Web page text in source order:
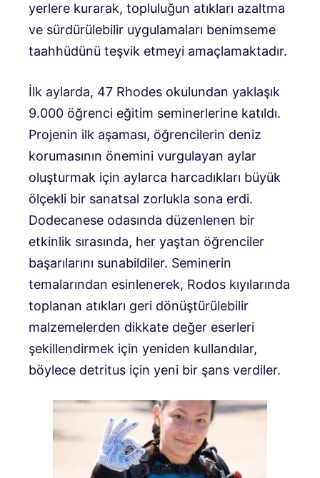
yerlere kurarak, topluluğun atıkları azaltma
ve sürdürülebilir uygulamaları benimseme
taahhüdünü teşvik etmeyi amaçlamaktadır.
İlk aylarda, 47 Rhodes okulundan yaklaşık
9.000 öğrenci eğitim seminerlerine katıldı.
Projenin ilk aşaması, öğrencilerin deniz
korumasının önemini vurgulayan aylar
oluşturmak için aylarca harcadıkları büyük
ölçekli bir sanatsal zorlukla sona erdi.
Dodecanese odasında düzenlenen bir
etkinlik sırasında, her yaştan öğrenciler
başarılarını sunabildiler. Seminerin
temalarından esinlenerek, Rodos kıyılarında
toplanan atıkları geri dönüştürülebilir
malzemelerden dikkate değer eserleri
şekillendirmek için yeniden kullandılar,
böylece detritus için yeni bir şans verdiler.